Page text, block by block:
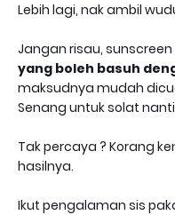
Lebih lagi, nak ambil
Jangan risau,
yang boleh basuh
maksudnya mudah
Senang untuk solat
Tak percaya ? Korang
hasilnya.
Ikut pengalaman sis